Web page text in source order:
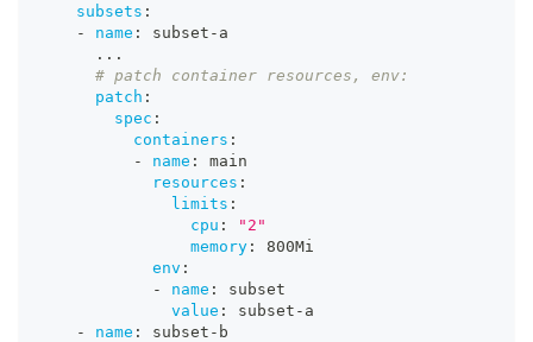
subsets :
-
name : subset - a
...
# patch container resources, env:
patch :
spec :
containers :
-
name :
main
resources :
limits :
cpu :
"2"
memory :
800Mi
env :
-
name :
subset
value : subset - a
-
name : subset - b